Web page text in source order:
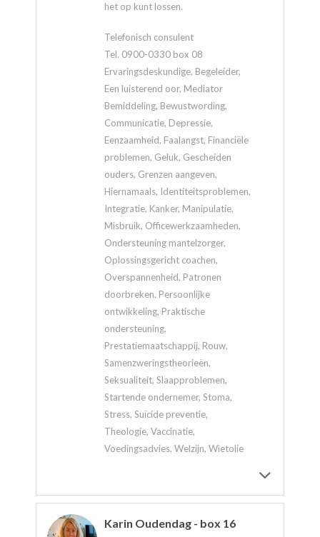
het op kunt lossen.
Telefonisch consulent
Tel. 0900-0330 box 08
Ervaringsdeskundige, Begeleider,
Een luisterend oor, Mediator
Bemiddeling, Bewustwording,
Communicatie, Depressie,
Eenzaamheid, Faalangst, Financiële
problemen, Geluk, Gescheiden
ouders, Grenzen aangeven,
Hiernamaals, Identiteitsproblemen,
Integratie, Kanker, Manipulatie,
Misbruik, Officewerkzaamheden,
Ondersteuning mantelzorger,
Oplossingsgericht coachen,
Overspannenheid, Patronen
doorbreken, Persoonlijke
ontwikkeling, Praktische
ondersteuning,
Prestatiemaatschappij, Rouw,
Samenzweringstheorieën,
Seksualiteit, Slaapproblemen,
Startende ondernemer, Stoma,
Stress, Suïcide preventie,
Theologie, Vaccinatie,
Voedingsadvies, Welzijn, Wietolie
Karin Oudendag - box 16